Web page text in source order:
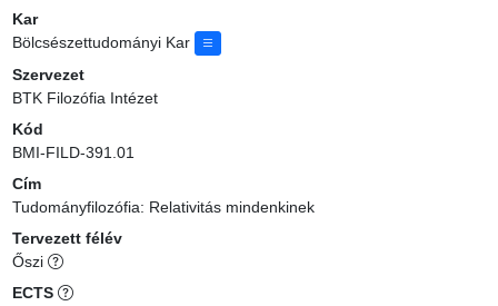
Kar
Bölcsészettudományi Kar
Szervezet
BTK Filozófia Intézet
Kód
BMI-FILD-391.01
Cím
Tudományfilozófia: Relativitás mindenkinek
Tervezett félév
Őszi
ECTS